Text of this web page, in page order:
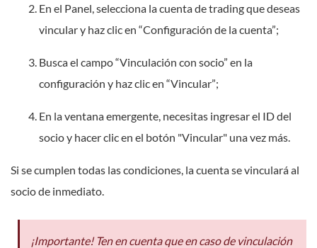
En el Panel, selecciona la cuenta de trading que deseas
vincular y haz clic en “Configuración de la cuenta”;
Busca el campo “Vinculación con socio” en la
configuración y haz clic en “Vincular”;
En la ventana emergente, necesitas ingresar el ID del
socio y hacer clic en el botón "Vincular" una vez más.
Si se cumplen todas las condiciones, la cuenta se vinculará al
socio de inmediato.
¡Importante! Ten en cuenta que en caso de vinculación